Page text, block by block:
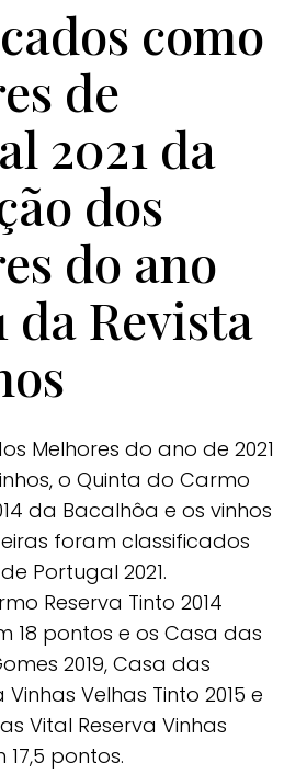
como
de
2021 da
dos
do ano
da Revista
Melhores do ano de 2021
o Quinta do Carmo
da Bacalhôa e os vinhos
foram classificados
Portugal 2021.
Reserva Tinto 2014
18 pontos e os Casa das
2019, Casa das
Velhas Tinto 2015 e
Vital Reserva Vinhas
17,5 pontos.